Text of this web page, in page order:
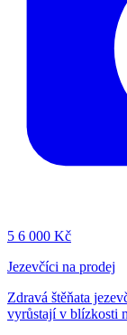
5 6 000 Kč
Jezevčíci na prodej
Zdravá štěňata
vyrůstají v blízkosti